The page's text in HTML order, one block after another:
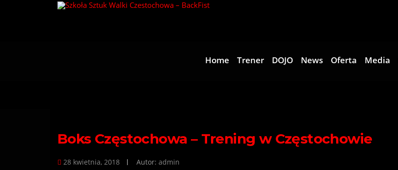
Home Trener DOJO News Oferta Media
Boks Częstochowa – Trening w Częstochowie
28 kwietnia, 2018 Autor: admin